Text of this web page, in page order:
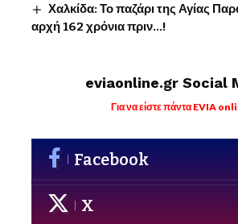
Χαλκίδα: Το παζάρι της Αγίας
αρχή 162 χρόνια πριν…!
eviaonline.gr Social
Για να είστε πάντα EVIA
Facebook
X